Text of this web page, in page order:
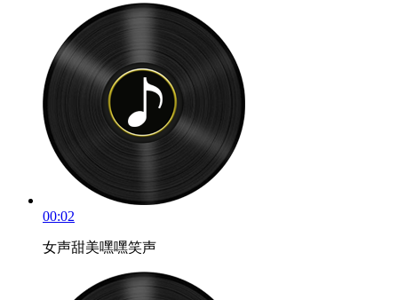
00:02
女声甜美嘿嘿笑声